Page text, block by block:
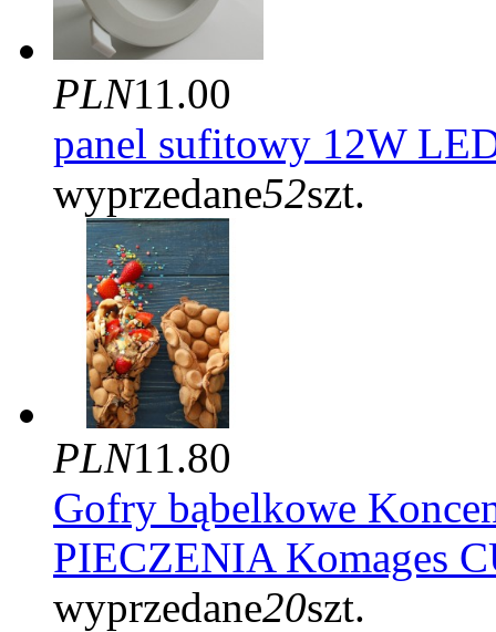
PLN11.00
panel sufitowy 12W
wyprzedane52szt.
PLN11.80
Gofry bąbelkowe
PIECZENIA Komages
wyprzedane20szt.